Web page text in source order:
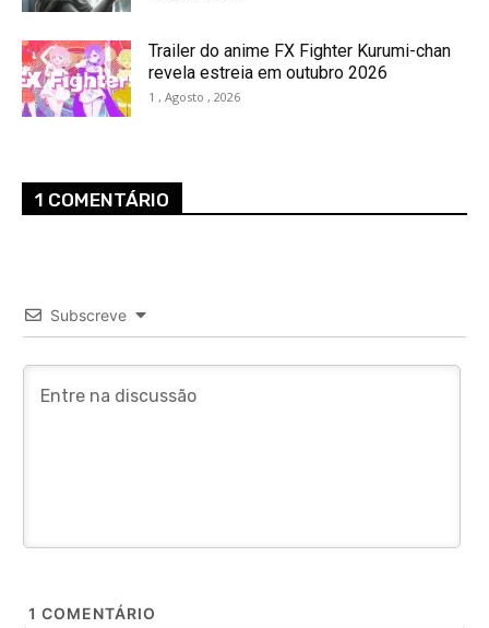
Trailer do anime FX Fighter Kurumi-chan
revela estreia em outubro 2026
1 , Agosto , 2026
1 COMENTÁRIO
Subscreve
1 COMENTÁRIO